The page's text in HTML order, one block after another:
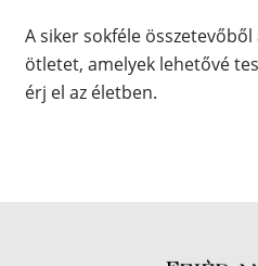
A siker sokféle
ötletet, amelyek lehetővé
érj el az életben.